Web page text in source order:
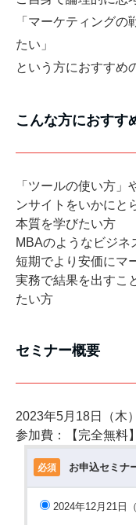
「マーケティングの
たい」
という方におすすめ
こんな方におすす
「ツールの使い方
ンサイトをいかにと
本質を学びたい方
MBAのようなビジネ
短期でより安価にマ
実務で結果を出すこ
たい方
セミナー概要
2023年5月18日（木
参加費：【完全無料】
必須 お申込セミナ
2024年12月21日